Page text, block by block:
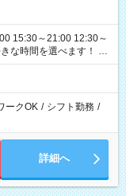
15:30～21:00 12:30～
ークOK / シフト勤務 /
詳細へ